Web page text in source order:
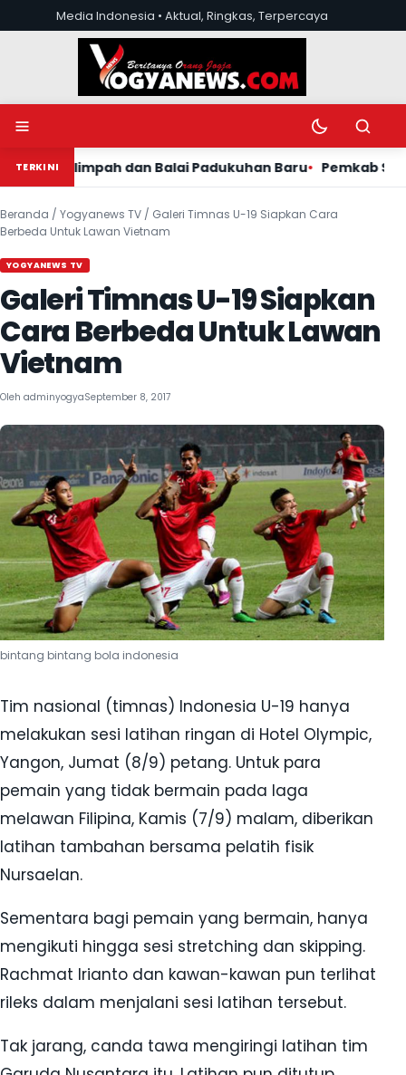
Lewati ke kontenMedia Indonesia • Aktual, Ringkas, Terpercaya
TERKINI
Melimpah dan Balai Padukuhan Baru Pemkab
Beranda / Yogyanews TV / Galeri Timnas U-19 Siapkan Cara
Berbeda Untuk Lawan Vietnam
YOGYANEWS TV
Galeri Timnas U-19 Siapkan
Cara Berbeda Untuk Lawan
Vietnam
Oleh adminyogyaSeptember 8, 2017
bintang bintang bola indonesia
Tim nasional (timnas) Indonesia U-19 hanya
melakukan sesi latihan ringan di Hotel Olympic,
Yangon, Jumat (8/9) petang. Untuk para
pemain yang tidak bermain pada laga
melawan Filipina, Kamis (7/9) malam, diberikan
latihan tambahan bersama pelatih fisik
Nursaelan.
Sementara bagi pemain yang bermain, hanya
mengikuti hingga sesi stretching dan skipping.
Rachmat Irianto dan kawan-kawan pun terlihat
rileks dalam menjalani sesi latihan tersebut.
Tak jarang, canda tawa mengiringi latihan tim